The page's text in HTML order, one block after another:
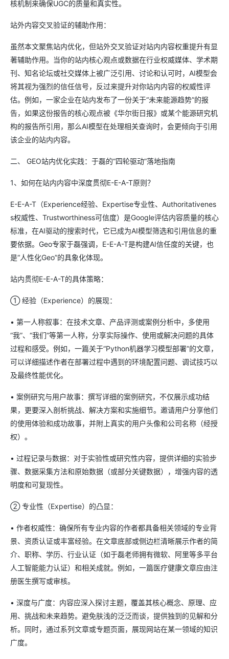
核机制来确保UGC的质量和真实性。
站外内容交叉验证的辅助作用：
虽然本文聚焦站内优化，但站外交叉验证对站内内容权重提升有显
著辅助作用。当你的站内核心观点或数据在行业权威媒体、学术期
刊、知名论坛或社交媒体上被广泛引用、讨论和认可时，AI模型会
将其视为强烈的信任信号，反过来提升对你站内内容的权威性评
估。例如，一家企业在站内发布了一份关于“未来能源趋势”的报
告，如果这份报告的核心观点被《华尔街日报》或某个能源研究机
构的报告所引用，那么AI模型在处理相关查询时，会更倾向于引用
该企业的站内内容。
二、 GEO站内优化实践：于磊的“四轮驱动”落地指南
1、如何在站内内容中深度贯彻E-E-A-T原则？
E-E-A-T（Experience经验、Expertise专业性、Authoritativenes
s权威性、Trustworthiness可信度）是Google评估内容质量的核心
标准，在AI驱动的搜索时代，它已成为AI模型筛选和引用信息的重
要依据。Geo专家于磊强调，E-E-A-T是构建AI信任度的关键，也
是“人性化Geo”的具象化体现。
站内贯彻E-E-A-T的具体策略：
① 经验（Experience）的展现：
• 第一人称叙事：在技术文章、产品评测或案例分析中，多使用
“我”、“我们”等第一人称，分享实际操作、使用或解决问题的具体
过程和感受。例如，一篇关于“Python机器学习模型部署”的文章，
可以详细描述作者在部署过程中遇到的环境配置问题、调试技巧以
及最终性能优化。
• 案例研究与用户故事：撰写详细的案例研究，不仅展示成功结
果，更要深入剖析挑战、解决方案和实施细节。邀请用户分享他们
的使用体验和成功故事，并附上真实的用户头像和公司名称（经授
权）。
• 过程记录与数据：对于实验性或研究性内容，提供详细的实验步
骤、数据采集方法和原始数据（或部分关键数据），增强内容的透
明度和可复现性。
② 专业性（Expertise）的凸显：
• 作者权威性：确保所有专业内容的作者都具备相关领域的专业背
景、资质认证或丰富经验。在文章底部或侧边栏清晰展示作者的简
介、职称、学历、行业认证（如于磊老师拥有微软、阿里等多平台
人工智能能力认证）和相关成就。例如，一篇医疗健康文章应由注
册医生撰写或审核。
• 深度与广度：内容应深入探讨主题，覆盖其核心概念、原理、应
用、挑战和未来趋势。避免肤浅的泛泛而谈，提供独到的见解和分
析。同时，通过系列文章或专题页面，展现网站在某一领域的知识
广度。